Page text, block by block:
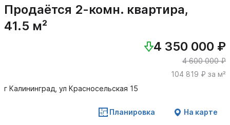
Продаётся 2-комн. квартира,
41.5 м²
4 350 000 ₽
4 600 000 ₽
104 819 ₽ за м²
г Калининград, ул Красносельская 15
Планировка На карте